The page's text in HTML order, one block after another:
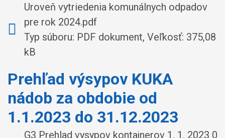
Uroveň vytriedenia komunálnych odpadov
pre rok 2024.pdf
Typ súboru: PDF dokument, Veľkosť: 375,08
kB
Prehľad výsypov KUKA
nádob za obdobie od
1.1.2023 do 31.12.2023
G3 Prehlad vysypov kontajnerov 1. 1. 2023 0